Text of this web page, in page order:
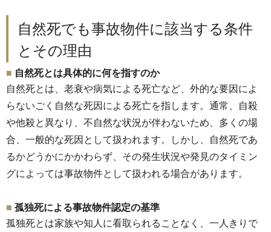
自然死でも事故物件に該当する条件
とその理由
自然死とは具体的に何を指すのか
自然死とは、老衰や病気による死亡など、 外的な要因によ
らないごく自然な死因による死亡を指します。 通常、自殺
や他殺と異なり、不自然な状況が伴わないため、 多くの場
合、一般的な死因として扱われます。しかし、 自然死であ
るかどうかにかかわらず、 その発生状況や発見のタイミン
グによっては事故物件として扱われる場合があります。
孤独死による事故物件認定の基準
孤独死とは家族や知人に看取られることなく、 一人きりで